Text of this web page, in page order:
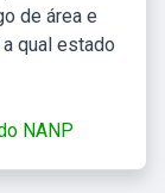
de área e
qual estado
NANP